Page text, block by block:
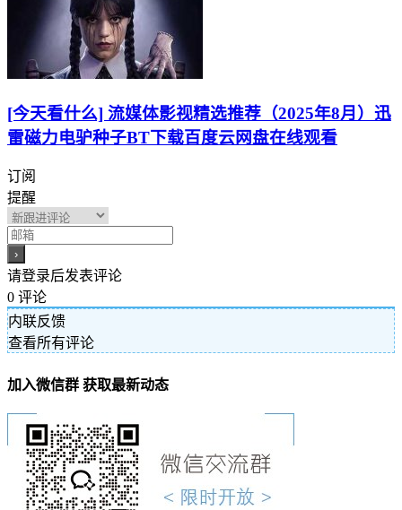
[今天看什么] 流媒体影视精选推荐（2025年8月）迅
雷磁力电驴种子BT下载百度云网盘在线观看
订阅
提醒
请登录后发表评论
0 评论
内联反馈
查看所有评论
加入微信群 获取最新动态